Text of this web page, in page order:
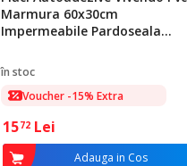
Marmura 60x30cm
Impermeabile Pardoseala
gri, fir auriu
în stoc
Voucher -15% Extra
1572 Lei
Adauga in Cos